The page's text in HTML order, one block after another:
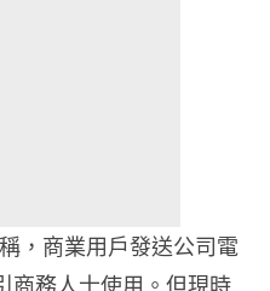
，商業用戶發送公司電